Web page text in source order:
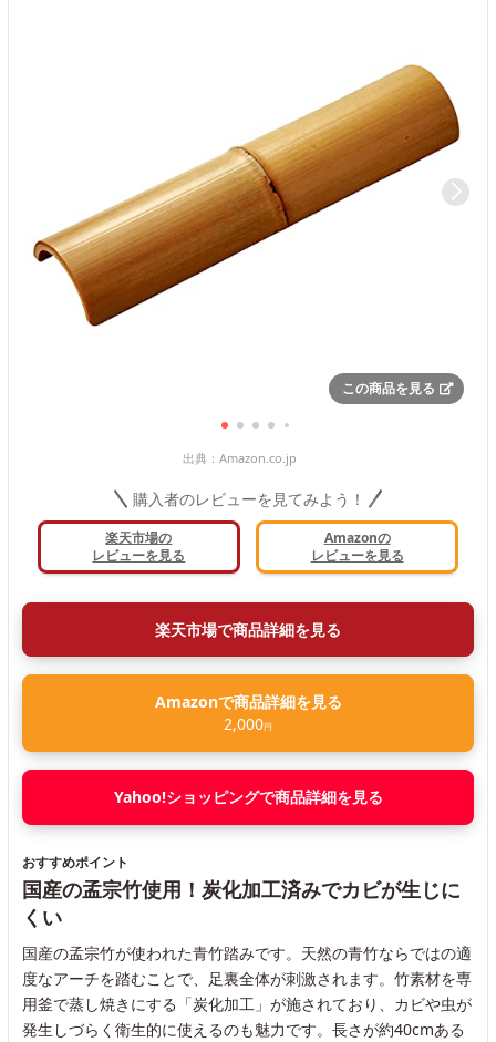
この商品を見る
出典： Amazon.co.jp
購入者のレビューを見てみよう！
楽天市場の
レビューを見る
Amazonの
レビューを見る
楽天市場で商品詳細を見る
Amazonで商品詳細を見る
2,000円
Yahoo!ショッピングで商品詳細を見る
おすすめポイント
国産の孟宗竹使用！炭化加工済みでカビが生じに
くい
国産の孟宗竹が使われた青竹踏みです。天然の青竹ならではの適
度なアーチを踏むことで、足裏全体が刺激されます。竹素材を専
用釜で蒸し焼きにする「炭化加工」が施されており、カビや虫が
発生しづらく衛生的に使えるのも魅力です。長さが約40cmある